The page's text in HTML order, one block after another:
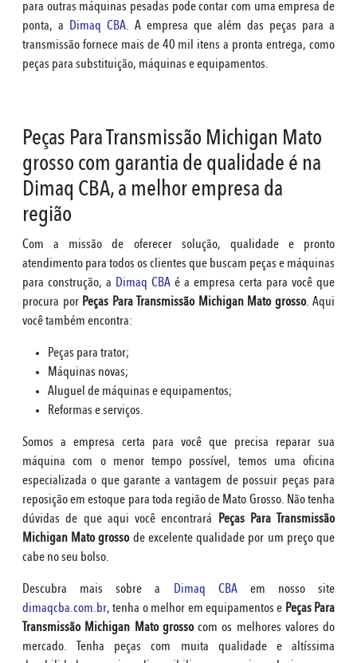
para outras máquinas pesadas pode contar com uma empresa de
ponta, a Dimaq CBA. A empresa que além das peças para a
transmissão fornece mais de 40 mil itens a pronta entrega, como
peças para substituição, máquinas e equipamentos.
Peças Para Transmissão Michigan Mato
grosso com garantia de qualidade é na
Dimaq CBA, a melhor empresa da
região
Com a missão de oferecer solução, qualidade e pronto
atendimento para todos os clientes que buscam peças e máquinas
para construção, a Dimaq CBA é a empresa certa para você que
procura por Peças Para Transmissão Michigan Mato grosso. Aqui
você também encontra:
Peças para trator;
Máquinas novas;
Aluguel de máquinas e equipamentos;
Reformas e serviços.
Somos a empresa certa para você que precisa reparar sua
máquina com o menor tempo possível, temos uma oficina
especializada o que garante a vantagem de possuir peças para
reposição em estoque para toda região de Mato Grosso. Não tenha
dúvidas de que aqui você encontrará Peças Para Transmissão
Michigan Mato grossode excelente qualidade por um preço que
cabe no seu bolso.
Descubra mais sobre a Dimaq CBAem nosso site
dimaqcba.com.br, tenha o melhor em equipamentos e Peças Para
Transmissão Michigan Mato grossocom os melhores valores do
mercado. Tenha peças com muita qualidade e altíssima